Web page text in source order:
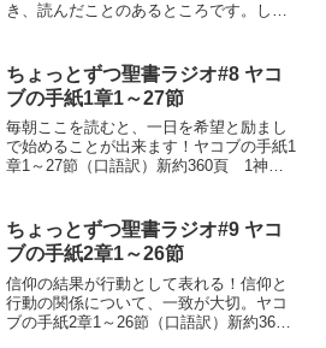
き、読んだことのあるところです。しか
何度も同じところを読んでも、その時ご
とに神は語りかけて下さるこ...
ちょっとずつ聖書ラジオ#8 ヤコ
ブの手紙1章1～27節
毎朝ここを読むと、一日を希望と励まし
で始めることが出来ます！ヤコブの手紙1
章1～27節（口語訳）新約360頁 1神と
つをおくる。 2わたしの兄弟たちよ。あ
なたがたが、い...
ちょっとずつ聖書ラジオ#9 ヤコ
ブの手紙2章1～26節
信仰の結果が行動として表れる！信仰と
行動の関係について、一致が大切。ヤコ
ブの手紙2章1～26節（口語訳）新約361